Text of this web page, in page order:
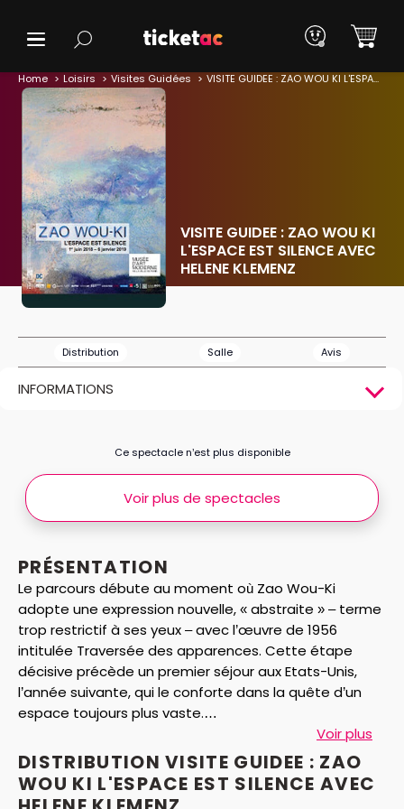
Home Loisirs Visites Guidées VISITE GUIDEE : ZAO WOU KI L'ESPACE EST SILENCE AVEC HELENE KLEMENZ
VISITE GUIDEE : ZAO WOU KI
L'ESPACE EST SILENCE AVEC
HELENE KLEMENZ
Distribution Salle Avis
INFORMATIONS
PRÉSENTATION
Le parcours débute au moment où Zao Wou-Ki
adopte une expression nouvelle, « abstraite » – terme
trop restrictif à ses yeux – avec l’œuvre de 1956
intitulée Traversée des apparences. Cette étape
décisive précède un premier séjour aux Etats-Unis,
l’année suivante, qui le conforte dans la quête d’un
espace toujours plus vaste.
Artiste au croisement de plusieurs mondes, Zao Wou-
Ki quitte la Chine en 1948 pour venir à Paris au
moment où l’« art vivant » commence à se partager
entre les États-Unis et la France. Son œuvre traverse
Voir plus
Ce spectacle n’est plus disponible
Voir plus de spectacles
DISTRIBUTION VISITE GUIDEE : ZAO
WOU KI L'ESPACE EST SILENCE AVEC